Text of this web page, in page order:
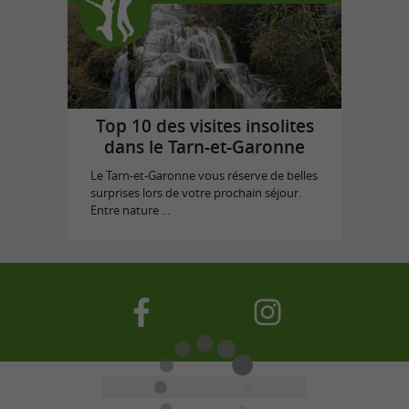
Top 10 des visites insolites
dans le Tarn-et-Garonne
Le Tarn-et-Garonne vous réserve de belles
surprises lors de votre prochain séjour.
Entre nature ...